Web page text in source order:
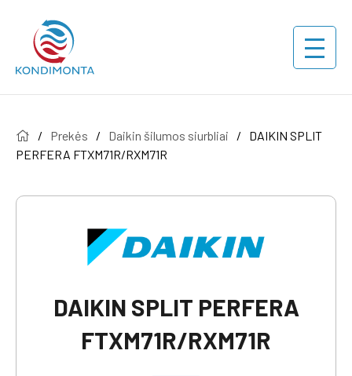
/ Prekės / Daikin šilumos siurbliai /
DAIKIN SPLIT
PERFERA FTXM71R/RXM71R
DAIKIN SPLIT PERFERA
FTXM71R/RXM71R